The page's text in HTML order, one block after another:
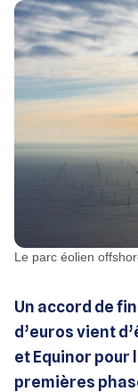
Le parc éolien
Un accord de
d’euros vient
et Equinor pour
premières